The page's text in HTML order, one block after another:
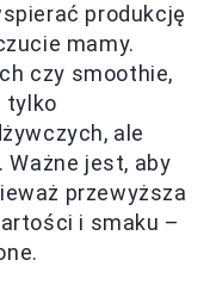
produkcję
mamy.
czy smoothie,
tylko
ale
Ważne jest, aby
przewyższa
i smaku –